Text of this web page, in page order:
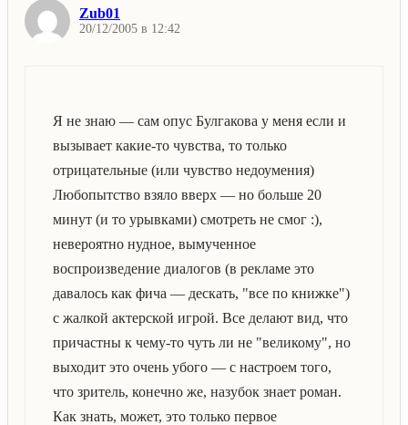
Zub01
20/12/2005 в 12:42
Я не знаю — сам опус Булгакова у меня если и
вызывает какие-то чувства, то только
отрицательные (или чувство недоумения)
Любопытство взяло вверх — но больше 20
минут (и то урывками) смотреть не смог :),
невероятно нудное, вымученное
воспроизведение диалогов (в рекламе это
давалось как фича — дескать, "все по книжке")
с жалкой актерской игрой. Все делают вид, что
причастны к чему-то чуть ли не "великому", но
выходит это очень убого — с настроем того,
что зритель, конечно же, назубок знает роман.
Как знать, может, это только первое